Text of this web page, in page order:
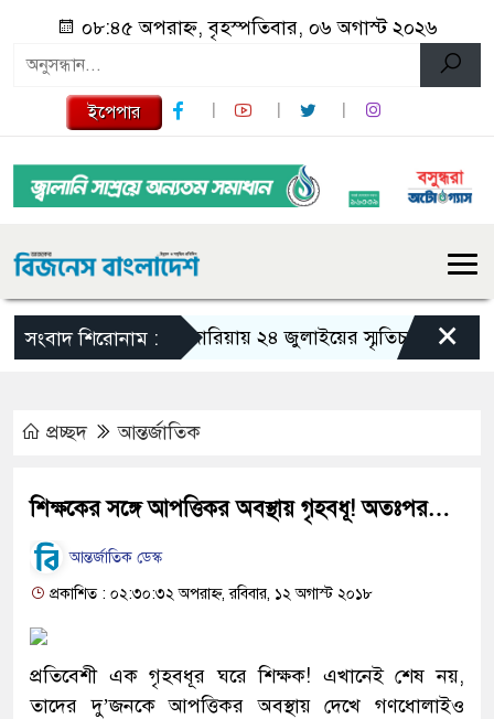
০৮:৪৫ অপরাহ্ন, বৃহস্পতিবার, ০৬ অগাস্ট ২০২৬
ইপেপার
সংবাদ শিরোনাম :গজারিয়ায় ২৪ জুলাইয়ের স্মৃতিচারণ: গুমের
×
প্রচ্ছদ আন্তর্জাতিক
শিক্ষকের সঙ্গে আপত্তিকর অবস্থায় গৃহবধূ! অতঃপর…
আন্তর্জাতিক ডেস্ক
প্রকাশিত : ০২:৩০:৩২ অপরাহ্ন, রবিবার, ১২ অগাস্ট ২০১৮
প্রতিবেশী এক গৃহবধূর ঘরে শিক্ষক! এখানেই শেষ নয়,
তাদের দু’জনকে আপত্তিকর অবস্থায় দেখে গণধোলাইও